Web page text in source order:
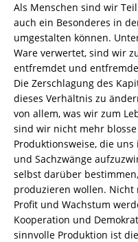
Als Menschen sind wir
auch ein Besonderes in
umgestalten können.
Ware verwertet, sind wir
entfremdet und
Die Zerschlagung des
dieses Verhältnis zu
von allem, was wir zum
sind wir nicht mehr
Produktionsweise, die
und Sachzwänge
selbst darüber
produzieren wollen. Nicht
Profit und Wachstum
Kooperation und
sinnvolle Produktion ist